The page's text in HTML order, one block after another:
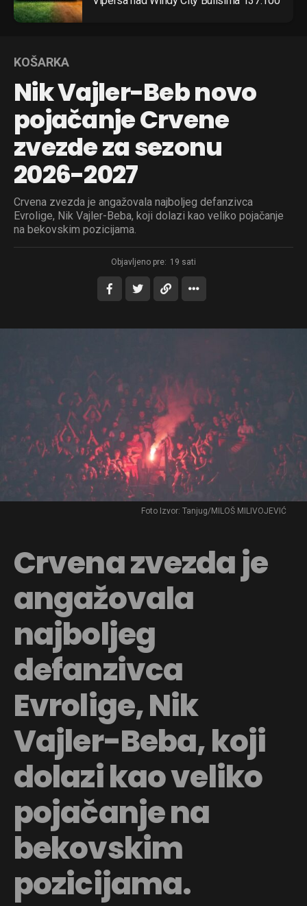
KOŠARKA
Nik Vajler-Beb novo
pojačanje Crvene
zvezde za sezonu
2026-2027
Crvena zvezda je angažovala najboljeg defanzivca
Evrolige, Nik Vajler-Beba, koji dolazi kao veliko pojačanje
na bekovskim pozicijama.
Objavljeno pre: 19 sati
Foto Izvor: Tanjug/MILOŠ MILIVOJEVIĆ
Crvena zvezda je
angažovala
najboljeg
defanzivca
Evrolige, Nik
Vajler-Beba, koji
dolazi kao veliko
pojačanje na
bekovskim
pozicijama.